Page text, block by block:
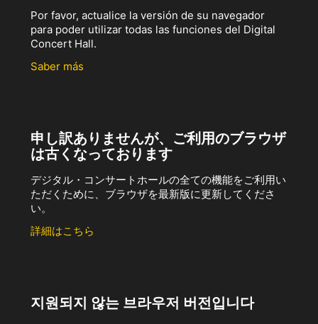
Por favor, actualice la versión de su navegador
para poder utilizar todas las funciones del Digital
Concert Hall.
Saber más
申し訳ありませんが、ご利用のブラウザ
は古くなっております
デジタル・コンサートホールの全ての機能をご利用い
ただくために、ブラウザを最新版に更新してくださ
い。
詳細はこちら
지원되지 않는 브라우저 버전입니다